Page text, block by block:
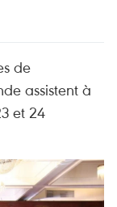
de
assistent à
et 24